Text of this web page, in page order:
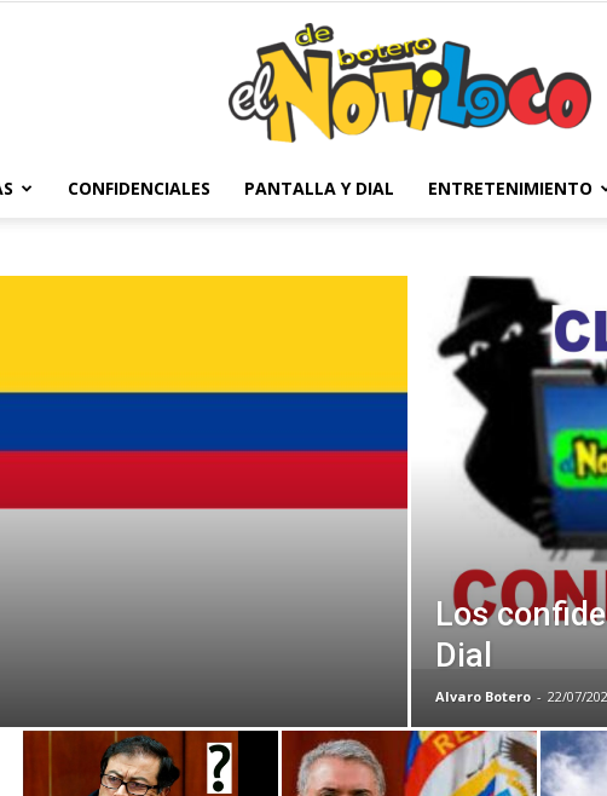
Notiloco
Botero
CONFIDENCIALES PANTALLA Y DIAL ENTRETENIMIENTO
Los
Dial
Alvaro Botero - 22/07/